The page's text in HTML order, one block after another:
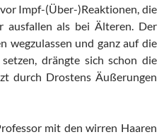
Impf-(Über-)Reaktionen, die
ausfallen als bei Älteren. Der
wegzulassen und ganz auf die
drängte sich schon die
durch Drostens Äußerungen
mit den wirren Haaren